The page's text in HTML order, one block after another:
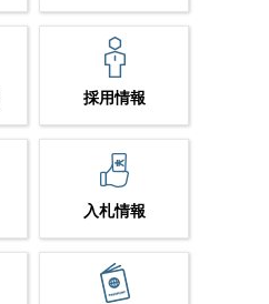
採用情報
入札情報